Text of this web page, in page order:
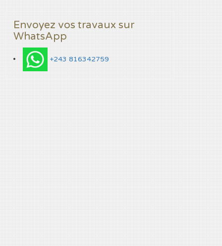
Envoyez vos travaux sur
WhatsApp
+243 816342759